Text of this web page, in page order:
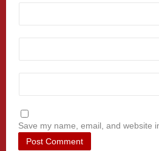
Save my name, email, and website